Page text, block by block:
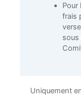
Pour
frais
sous
Uniquement